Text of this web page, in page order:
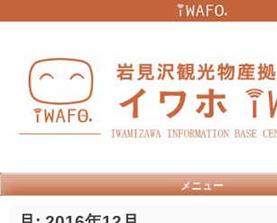
メニュー